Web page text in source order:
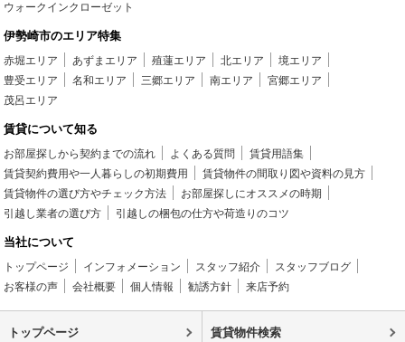
ウォークインクローゼット
伊勢崎市のエリア特集
赤堀エリア あずまエリア 殖蓮エリア 北エリア
境エリア
豊受エリア
名和エリア 三郷エリア 南エリア
宮郷エリア
茂呂エリア
賃貸について知る
お部屋探しから契約までの流れ よくある質問
賃貸用語集
賃貸契約費用や一人暮らしの初期費用
賃貸物件の間取り図や資料の見方
賃貸物件の選び方やチェック方法
お部屋探しにオススメの時期
引越し業者の選び方
引越しの梱包の仕方や荷造りのコツ
当社について
トップページ インフォメーション スタッフ紹介
スタッフブログ
お客様の声
会社概要 個人情報 勧誘方針 来店予約
トップページ 賃貸物件検索